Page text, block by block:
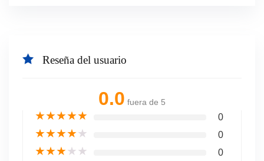
Reseña del usuario
0.0 fuera de 5
★★★★★ 0
★★★★★ 0
★★★★★ 0